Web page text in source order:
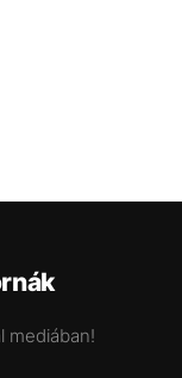
mediában!